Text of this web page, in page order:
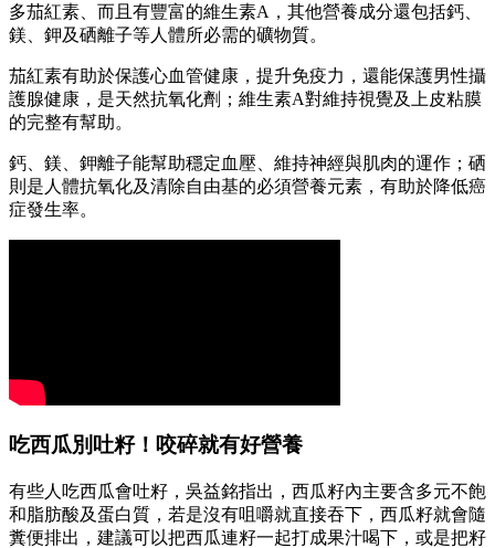
多茄紅素、而且有豐富的維生素A，其他營養成分還包括鈣、
鎂、鉀及硒離子等人體所必需的礦物質。
茄紅素有助於保護心血管健康，提升免疫力，還能保護男性攝
護腺健康，是天然抗氧化劑；維生素A對維持視覺及上皮粘膜
的完整有幫助。
鈣、鎂、鉀離子能幫助穩定血壓、維持神經與肌肉的運作；硒
則是人體抗氧化及清除自由基的必須營養元素，有助於降低癌
症發生率。
吃西瓜別吐籽！咬碎就有好營養
有些人吃西瓜會吐籽，吳益銘指出，西瓜籽內主要含多元不飽
和脂肪酸及蛋白質，若是沒有咀嚼就直接吞下，西瓜籽就會隨
糞便排出，建議可以把西瓜連籽一起打成果汁喝下，或是把籽